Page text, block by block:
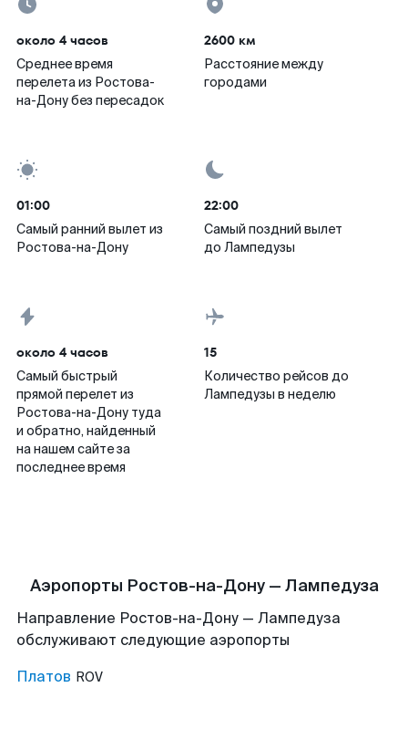
около 4 часов
Среднее время
перелета из Ростова-
на-Дону без пересадок
2600 км
Расстояние между
городами
01:00
Самый ранний вылет из
Ростова-на-Дону
22:00
Самый поздний вылет
до Лампедузы
около 4 часов
Самый быстрый
прямой перелет из
Ростова-на-Дону туда
и обратно, найденный
на нашем сайте за
последнее время
15
Количество рейсов до
Лампедузы в неделю
Аэропорты Ростов-на-Дону — Лампедуза
Направление Ростов-на-Дону — Лампедуза
обслуживают следующие аэропорты
Платов ROV